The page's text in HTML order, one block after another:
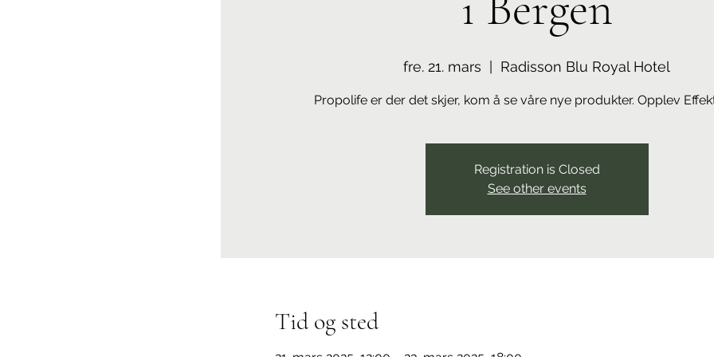
fre. 21. mars Radisson Blu Royal Hotel
Propolife er der det skjer, kom å se våre nye produkter. Opplev
Registration is Closed
See other events
Tid og sted